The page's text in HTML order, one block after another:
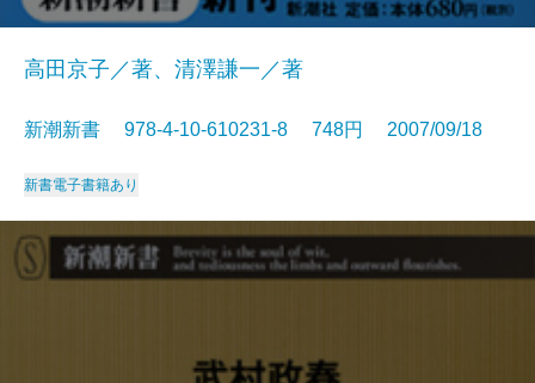
高田京子／著、清澤謙一／著
新潮新書 978-4-10-610231-8 748円 2007/09/18
新書電子書籍あり